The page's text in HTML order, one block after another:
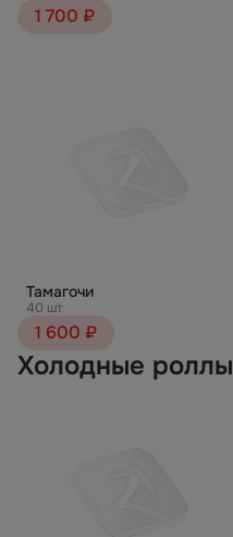
1 700 ₽
Тамагочи
40 шт
1 600 ₽
Холодные роллы